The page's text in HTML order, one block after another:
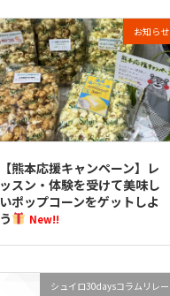
お知らせ
【熊本応援キャンペーン】レ
ッスン・体験を受けて美味し
いポップコーンをゲットしよ
う
New!!
シュイロ30daysコラムリレー